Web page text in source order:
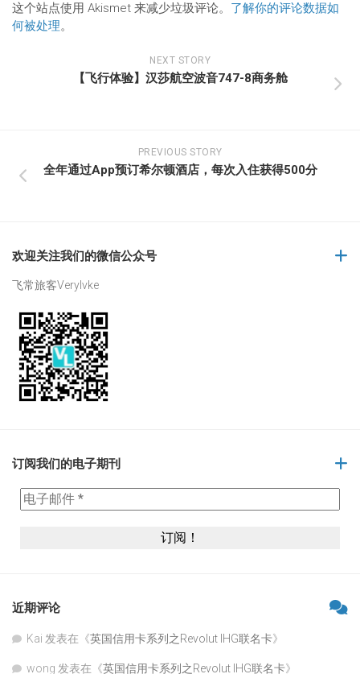
这个站点使用 Akismet 来减少垃圾评论。 了解你的评论数据如
何被处理。
NEXT STORY
【飞行体验】汉莎航空波音747-8商务舱
PREVIOUS STORY
全年通过App预订希尔顿酒店，每次入住获得500分
欢迎关注我们的微信公众号
飞常旅客Verylvke
订阅我们的电子期刊
近期评论
Kai 发表在《英国信用卡系列之Revolut IHG联名卡》
wong 发表在《英国信用卡系列之Revolut IHG联名卡》